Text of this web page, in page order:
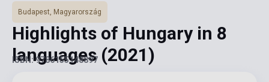
Budapest, Magyarország
Highlights of Hungary in 8
languages (2021)
ISBN: 9786155148897